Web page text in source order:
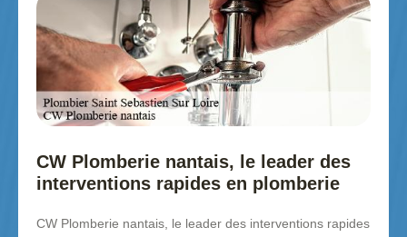
CW Plomberie nantais, le leader des
interventions rapides en plomberie
CW Plomberie nantais, le leader des interventions rapides